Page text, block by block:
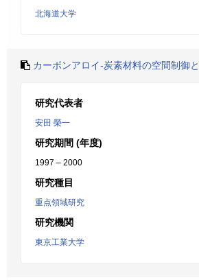
北海道大学
カーボンアロイ-炭素材料の空間制御
研究代表者
安田 榮一
研究期間 (年度)
1997 – 2000
研究種目
重点領域研究
研究機関
東京工業大学